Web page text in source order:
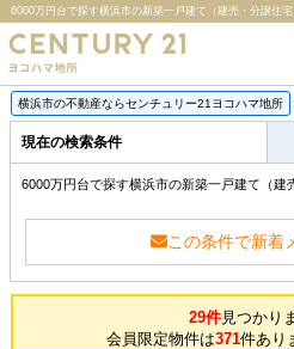
6000万円台で探す横浜市の新築一戸建て（建売・分譲住
横浜市の不動産ならセンチュリー21ヨコハマ地所
現在の検索条件
6000万円台で探す横浜市の新築一戸建て（建
この条件で新着
29件見つかり
会員限定物件は371件あり